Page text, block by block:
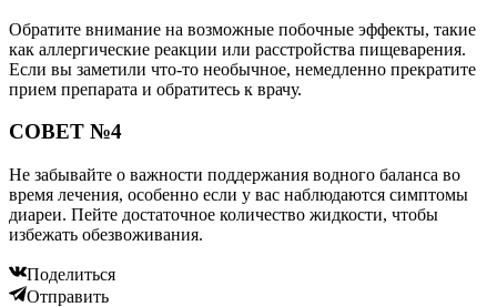
Обратите внимание на возможные побочные эффекты, такие
как аллергические реакции или расстройства пищеварения.
Если вы заметили что-то необычное, немедленно прекратите
прием препарата и обратитесь к врачу.
СОВЕТ №4
Не забывайте о важности поддержания водного баланса во
время лечения, особенно если у вас наблюдаются симптомы
диареи. Пейте достаточное количество жидкости, чтобы
избежать обезвоживания.
Поделиться
Отправить